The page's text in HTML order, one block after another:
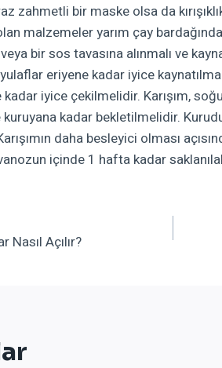
zahmetli bir maske olsa da
malzemeler yarım çay
bir sos tavasına alınmalı ve
eriyene kadar iyice
iyice çekilmelidir. Karışım,
kadar bekletilmelidir.
daha besleyici olması
içinde 1 hafta kadar
Açılır?